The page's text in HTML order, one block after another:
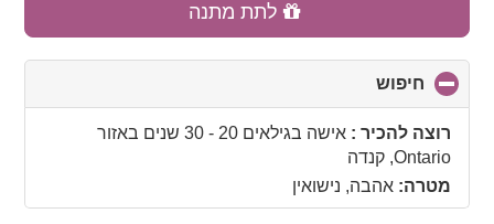
לתת מתנה
חיפוש
to
collapse
contents
רוצה להכיר :אישה בגילאים 20 - 30 שנים
באזור
Ontario, קנדה
מטרה: אהבה, נישואין